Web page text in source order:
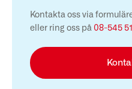
Kontakta oss via
eller ring oss på 08-545